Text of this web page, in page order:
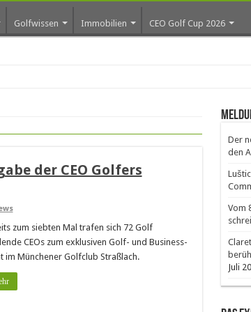
Golfwissen Immobilien CEO Golf Cup 2026
der CEO Golfers
zum siebten Mal trafen sich 72 Golf
CEOs zum exklusiven Golf- und Business-
im Münchener Golfclub Straßlach.
Der
den
Vom
Juli